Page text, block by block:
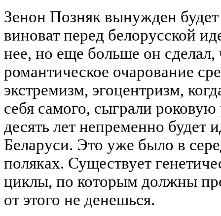
Зенон Позняк вынужден будет
виноват перед белорусской
нее, но еще больше он сделал,
романтическое очарование
экстремизм, эгоцентризм,
себя самого, сыграли
десять лет непременно будет
Беларуси. Это уже было в
поляках. Существует
циклы, по которым должны
от этого не денешься.